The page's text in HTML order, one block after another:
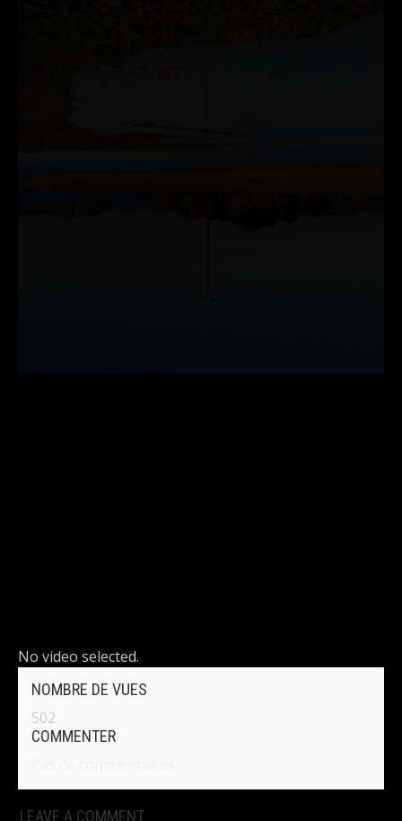
No video selected.
NOMBRE DE VUES
502
COMMENTER
LEAVE A COMMENT